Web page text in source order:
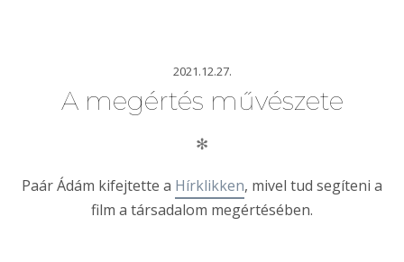
2021.12.27.
A megértés művészete
✻
Paár Ádám kifejtette a Hírklikken, mivel tud segíteni a
film a társadalom megértésében.